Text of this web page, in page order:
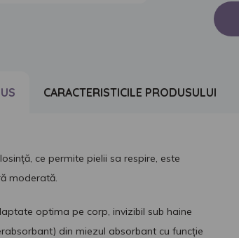
CARACTERISTICILE PRODUSULUI
ce permite pielii sa respire, este
moderată.
optima pe corp, invizibil sub haine
din miezul absorbant cu funcție